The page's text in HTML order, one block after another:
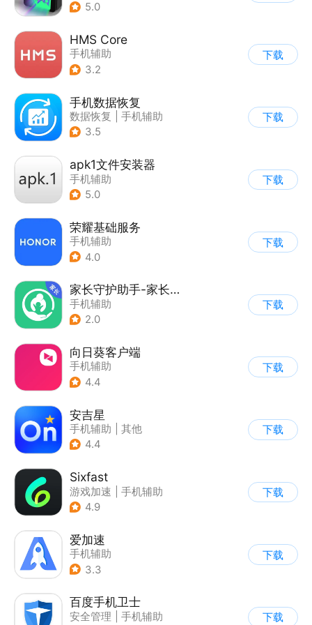
5.0
HMS Core
手机辅助
3.2
下载
手机数据恢复
数据恢复
手机辅助
3.5
下载
apk1文件安装器
手机辅助
5.0
下载
荣耀基础服务
手机辅助
4.0
下载
家长守护助手-家长端
手机辅助
2.0
下载
向日葵客户端
手机辅助
4.4
下载
安吉星
手机辅助
其他
4.4
下载
Sixfast
游戏加速
手机辅助
4.9
下载
爱加速
手机辅助
3.3
下载
百度手机卫士
安全管理
手机辅助
下载